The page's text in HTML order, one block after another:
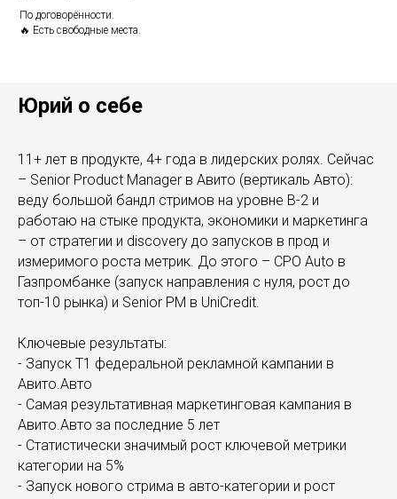
По договорённости.
🔥 Есть свободные места.
Юрий о себе
11+ лет в продукте, 4+ года в лидерских ролях. Сейчас
– Senior Product Manager в Авито (вертикаль Авто):
веду большой бандл стримов на уровне B-2 и
работаю на стыке продукта, экономики и маркетинга
– от стратегии и discovery до запусков в прод и
измеримого роста метрик. До этого – CPO Auto в
Газпромбанке (запуск направления с нуля, рост до
топ-10 рынка) и Senior PM в UniCredit.
Ключевые результаты:
- Запуск Т1 федеральной рекламной кампании в
Авито.Авто
- Самая результативная маркетинговая кампания в
Авито.Авто за последние 5 лет
- Статистически значимый рост ключевой метрики
категории на 5%
- Запуск нового стрима в авто-категории и рост